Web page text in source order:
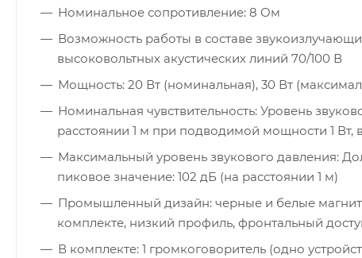
Номинальное сопротивление: 8 Ом
Возможность работы в составе
высоковольтных акустических линий 70/100 В
Мощность: 20 Вт (номинальная), 30 Вт
Номинальная чувствительность: Уровень
расстоянии 1 м при подводимой мощности 1 Вт,
Максимальный уровень звукового давления:
пиковое значение: 102 дБ (на расстоянии 1 м)
Промышленный дизайн: черные и белые
комплекте, низкий профиль, фронтальный
В комплекте: 1 громкоговоритель (одно